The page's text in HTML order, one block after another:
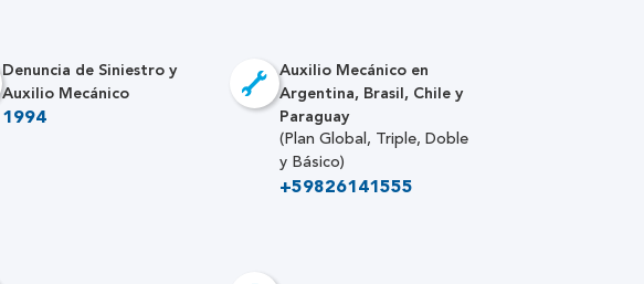
Denuncia de Siniestro y
Auxilio Mecánico
1994
Auxilio Mecánico en
Argentina, Brasil, Chile y
Paraguay
(Plan Global, Triple, Doble
y Básico)
+59826141555